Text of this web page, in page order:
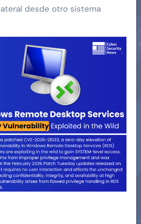
desde otro sistema